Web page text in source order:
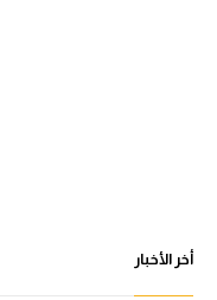
أخر الأخبار